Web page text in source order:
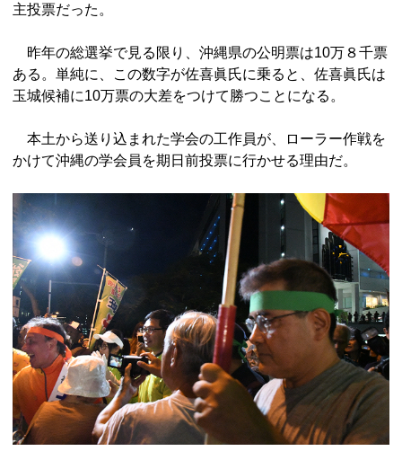
主投票だった。
昨年の総選挙で見る限り、沖縄県の公明票は10万８千票
ある。単純に、この数字が佐喜眞氏に乗ると、佐喜眞氏は
玉城候補に10万票の大差をつけて勝つことになる。
本土から送り込まれた学会の工作員が、ローラー作戦を
かけて沖縄の学会員を期日前投票に行かせる理由だ。